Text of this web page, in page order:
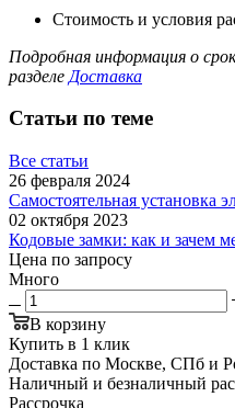
Стоимость и условия
Подробная информация о
разделе Доставка
Статьи по теме
Все статьи
26 февраля 2024
Самостоятельная установка
02 октября 2023
Кодовые замки: как и зачем
Цена по запросу
Много
В корзину
Купить в 1 клик
Доставка по Москве, СПб и
Наличный и безналичный
Рассрочка